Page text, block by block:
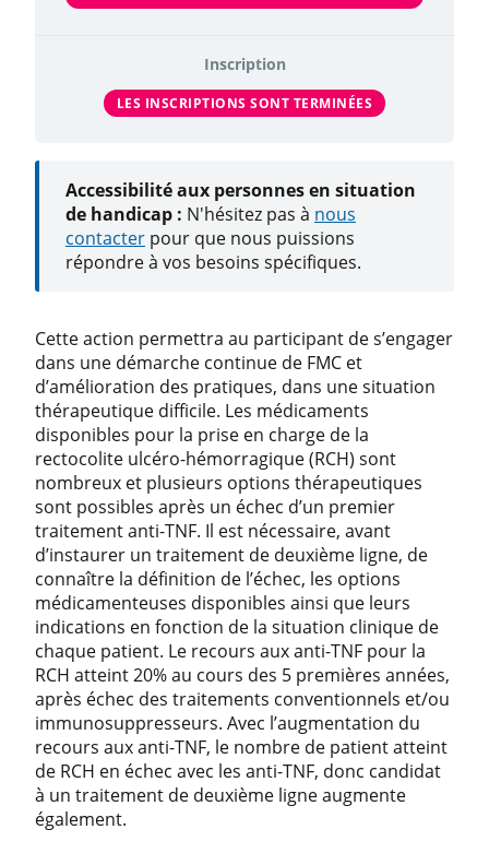
Inscription
LES INSCRIPTIONS SONT TERMINÉES
Accessibilité aux personnes en situation
de handicap : N'hésitez pas à nous
contacter pour que nous puissions
répondre à vos besoins spécifiques.
Cette action permettra au participant de s’engager
dans une démarche continue de FMC et
d’amélioration des pratiques, dans une situation
thérapeutique difficile. Les médicaments
disponibles pour la prise en charge de la
rectocolite ulcéro-hémorragique (RCH) sont
nombreux et plusieurs options thérapeutiques
sont possibles après un échec d’un premier
traitement anti-TNF. Il est nécessaire, avant
d’instaurer un traitement de deuxième ligne, de
connaître la définition de l’échec, les options
médicamenteuses disponibles ainsi que leurs
indications en fonction de la situation clinique de
chaque patient. Le recours aux anti-TNF pour la
RCH atteint 20% au cours des 5 premières années,
après échec des traitements conventionnels et/ou
immunosuppresseurs. Avec l’augmentation du
recours aux anti-TNF, le nombre de patient atteint
de RCH en échec avec les anti-TNF, donc candidat
à un traitement de deuxième ligne augmente
également.